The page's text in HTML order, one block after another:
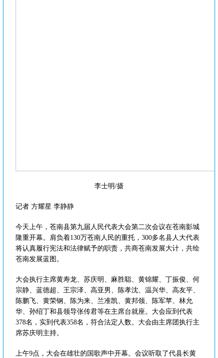
李士明/摄
记者 方耀星 李静静
今天上午，苍南县第九届人民代表大会第二次会议在苍南影城
隆重开幕。肩负着130万苍南人民的重托，300多名县人大代表
将认真履行宪法和法律赋予的职责，共商苍南发展大计，共绘
苍南发展蓝图。
大会执行主席黄寿龙、苏庆明、麻胜聪、黄锦耀、丁振俊、何
宗静、蓝德超、王宗泽、高亚男、陈孝沈、温兴华、高友平、
陈鹏飞、黄荣钢、陈为来、兰准凯、黄邦领、陈军苹、林允
华、孙绍丁和县领导张传君等在主席台就座。大会应到代表
378名，实到代表358名，符合法定人数。大会由主席团执行主
席苏庆明主持。
上午9点，大会在雄壮的国歌声中开幕。会议听取了代县长黄